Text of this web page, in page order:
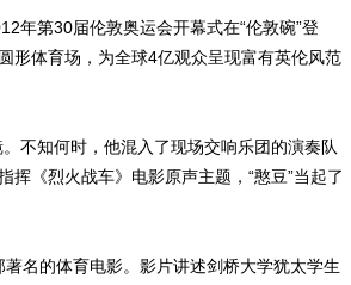
第30届伦敦奥运会开幕式在“伦敦碗”登
形体育场，为全球4亿观众呈现富有英伦风范
不知何时，他混入了现场交响乐团的演奏队
《烈火战车》电影原声主题，“憨豆”当起了
的体育电影。影片讲述剑桥大学犹太学生